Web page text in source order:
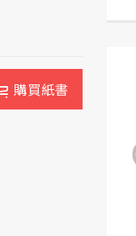
購買紙書